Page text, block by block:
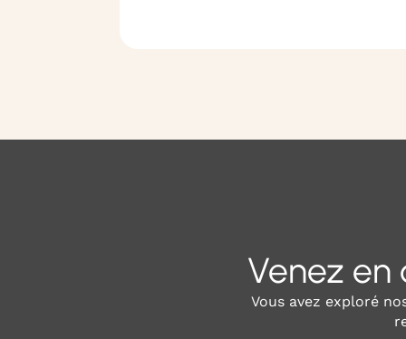
Venez en
Vous avez exploré